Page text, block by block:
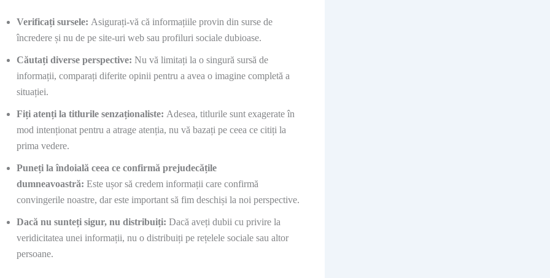
Verificați sursele: Asigurați-vă că informațiile provin din surse de
încredere și nu de pe site-uri web sau profiluri sociale dubioase.
Căutați diverse perspective: Nu vă limitați la o singură sursă de
informații, comparați diferite opinii pentru a avea o imagine completă a
situației.
Fiți atenți la titlurile senzaționaliste: Adesea, titlurile sunt exagerate în
mod intenționat pentru a atrage atenția, nu vă bazați pe ceea ce citiți la
prima vedere.
Puneți la îndoială ceea ce confirmă prejudecățile
dumneavoastră: Este ușor să credem informații care confirmă
convingerile noastre, dar este important să fim deschiși la noi perspective.
Dacă nu sunteți sigur, nu distribuiți: Dacă aveți dubii cu privire la
veridicitatea unei informații, nu o distribuiți pe rețelele sociale sau altor
persoane.